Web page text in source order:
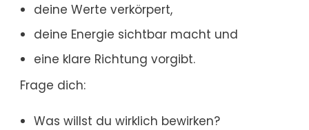
deine Werte verkörpert,
deine Energie sichtbar macht und
eine klare Richtung vorgibt.
Frage dich:
Was willst du wirklich bewirken?